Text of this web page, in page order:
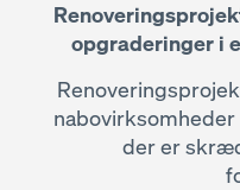
opgraderinger i
der er